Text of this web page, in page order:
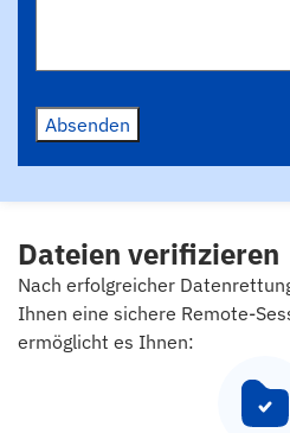
Absenden
Dateien verifizieren
Nach erfolgreicher
Ihnen eine sichere Remote-
ermöglicht es Ihnen: